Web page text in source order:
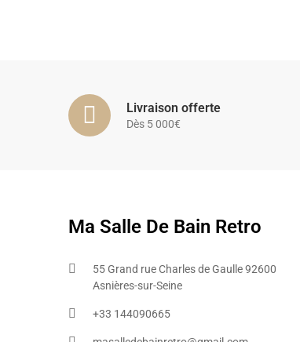
Livraison offerte
Dès 5 000€
Ma Salle De Bain Retro
55 Grand rue Charles de Gaulle 92600
Asnières-sur-Seine
+33 144090665​